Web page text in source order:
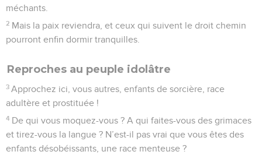
méchants.
2 Mais la paix reviendra, et ceux qui suivent le droit chemin
pourront enfin dormir tranquilles.
Reproches au peuple idolâtre
3 Approchez ici, vous autres, enfants de sorcière, race
adultère et prostituée !
4 De qui vous moquez-vous ? A qui faites-vous des grimaces
et tirez-vous la langue ? N’est-il pas vrai que vous êtes des
enfants désobéissants, une race menteuse ?